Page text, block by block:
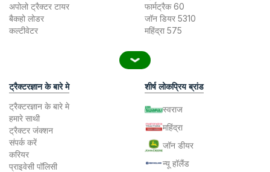
अपोलो ट्रैक्टर टायर
बैकहो लोडर
कल्टीवेटर
फार्मट्रैक 60
जॉन डियर 5310
महिंद्रा 575
ट्रैक्टरज्ञान के बारे मे
ट्रैक्टरज्ञान के बारे मे
हमारे साथी
ट्रैक्टर जंक्शन
संपर्क करें
करियर
प्राइवेसी पॉलिसी
शीर्ष लोकप्रिय ब्रांड
स्वराज
महिंद्रा
जॉन डीयर
न्यू हॉलैंड